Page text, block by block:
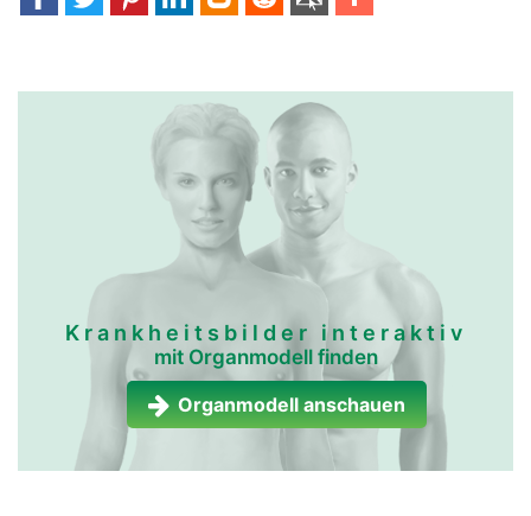
Krankheitsbilder interaktiv
mit Organmodell finden
Organmodell anschauen